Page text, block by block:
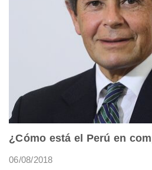
¿Cómo está el Perú en
06/08/2018